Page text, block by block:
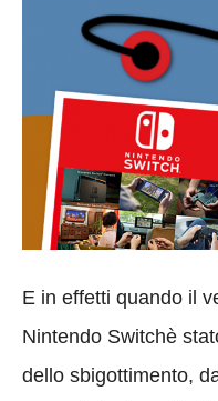
E in effetti quando il
Nintendo Switchè
dello sbigottimento,